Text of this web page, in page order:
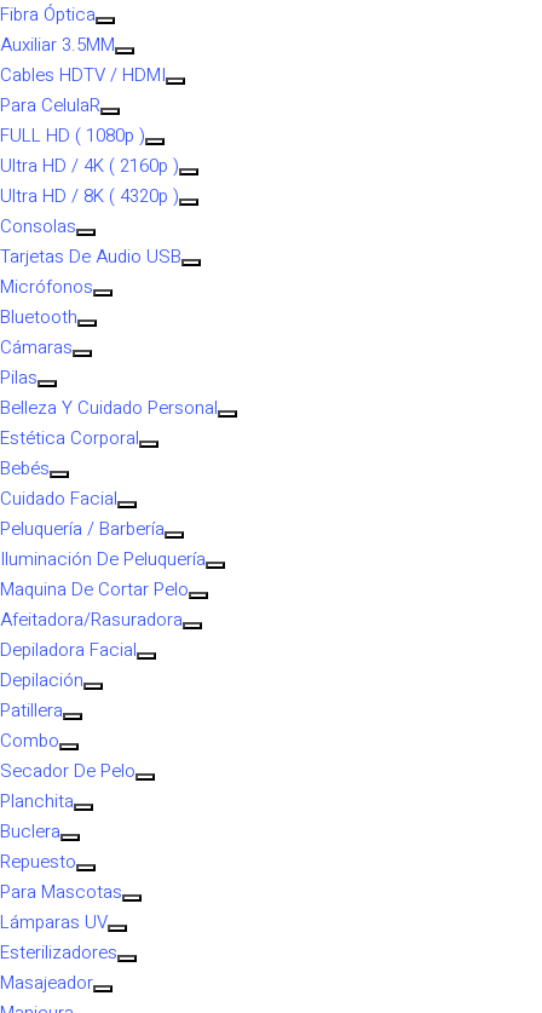
Fibra Óptica
Auxiliar 3.5MM
Cables HDTV / HDMI
Para CelulaR
FULL HD ( 1080p )
Ultra HD / 4K ( 2160p )
Ultra HD / 8K ( 4320p )
Consolas
Tarjetas De Audio USB
Micrófonos
Bluetooth
Cámaras
Pilas
Belleza Y Cuidado Personal
Estética Corporal
Bebés
Cuidado Facial
Peluquería / Barbería
Iluminación De Peluquería
Maquina De Cortar Pelo
Afeitadora/Rasuradora
Depiladora Facial
Depilación
Patillera
Combo
Secador De Pelo
Planchita
Buclera
Repuesto
Para Mascotas
Lámparas UV
Esterilizadores
Masajeador